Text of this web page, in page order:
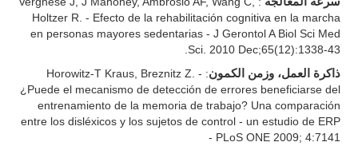
Holtzer R. - Efecto de la rehabilitación cognitiva en la marcha
en personas mayores sedentarias - J Gerontol A Biol Sci Med
Sci. 2010 Dec;65(12):1338-43.
ذاكرة العمل، وزمن الكمون
: Horowitz-T Kraus, Breznitz Z. -
¿Puede el mecanismo de detección de errores beneficiarse del
entrenamiento de la memoria de trabajo? Una comparación
entre los disléxicos y los sujetos de control - un estudio de ERP
- PLoS ONE 2009; 4:7141